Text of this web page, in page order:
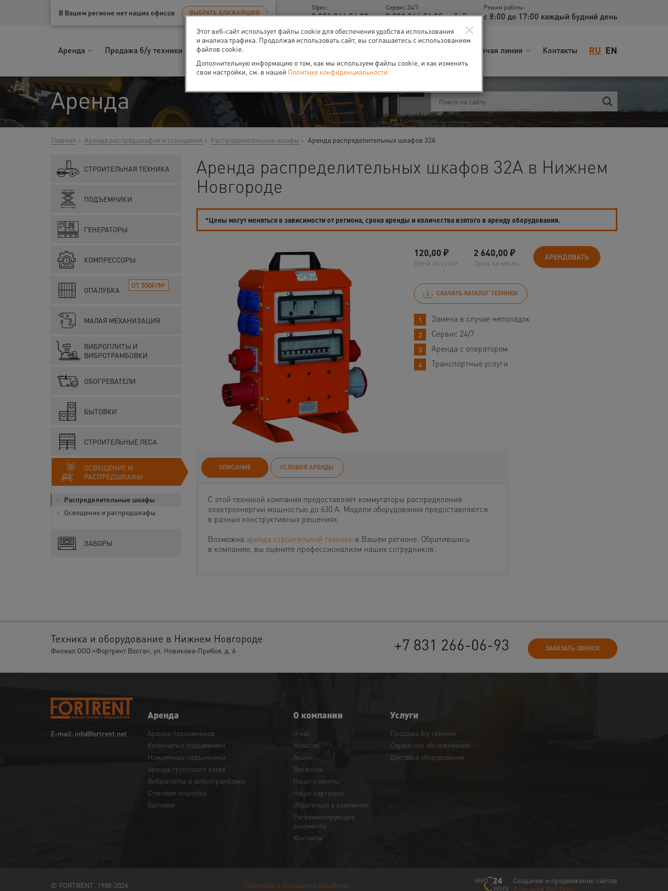
Ваш город:Нижний Новгород
В Вашем регионе нет наших офисов ВЫБРАТЬ БЛИЖАЙШИЙ
Офис:
8 831 266 06 93
Сервис 24/7:
8 831 266 06 93 доб. 2
Режим работы:
с 8:00 до 17:00 каждый будний день
RU EN
Аренда Продажа б/у техники Запчасти Горячая линия Контакты
Аренда
Главная Аренда распредшкафов и освещения Распределительные шкафы Аренда распределительных шкафов 32А
СТРОИТЕЛЬНАЯ ТЕХНИКА
ПОДЪЕМНИКИ
ГЕНЕРАТОРЫ
КОМПРЕССОРЫ
ОПАЛУБКА
ОТ 550₽/М²
МАЛАЯ МЕХАНИЗАЦИЯ
ВИБРОПЛИТЫ И
ВИБРОТРАМБОВКИ
ОБОГРЕВАТЕЛИ
БЫТОВКИ
СТРОИТЕЛЬНЫЕ ЛЕСА
ОСВЕЩЕНИЕ И
РАСПРЕДШКАФЫ
Распределительные шкафы
Освещение и распредшкафы
ЗАБОРЫ
Аренда распределительных шкафов 32А в Нижнем
Новгороде
*Цены могут меняться в зависимости от региона, срока аренды и количества взятого в аренду оборудования.
120,00 ₽
Цена за сутки
2 640,00 ₽
Цена за месяц
АРЕНДОВАТЬ
СКАЧАТЬ КАТАЛОГ ТЕХНИКИ
Замена в случае неполадок
Сервис 24/7
Аренда с оператором
Транспортные услуги
ОПИСАНИЕ УСЛОВИЯ АРЕНДЫ
С этой техникой компания предоставляет коммутаторы распределения
электроэнергии мощностью до 630 А. Модели оборудования предоставляются
в разных конструктивных решениях.
Возможна аренда строительной техники в Вашем регионе. Обратившись
в компанию, вы оцените профессионализм наших сотрудников.
Техника и оборудование в Нижнем Новгороде
Филиал ООО «Фортрент Волга», ул. Новикова-Прибоя, д. 6 +7 831 266-06-93 ЗАКАЗАТЬ ЗВОНОК
E-mail: info@fortrent.net
Аренда
Аренда подъемников
Коленчатые подъемники
Ножничные подъемники
Аренда грунтового катка
Виброплиты и вибротрамбовки
Cтеновая опалубка
Бытовки
О компании
О нас
Новости
Акции
Вакансии
Наши клиенты
Наши партнёры
Обратиться в компанию
Регламентирующие
документы
Контакты
Услуги
Продажа б/у техники
Сервисное обслуживание
Доставка оборудования
© FORTRENT, 1988-2026
Политика в отношении обработки
Создание и продвижение сайтов
Компания Веб Ворк
×
Этот веб-сайт использует файлы cookie для обеспечения удобства использования
и анализа трафика. Продолжая использовать сайт, вы соглашаетесь с использованием
файлов cookie.
Дополнительную информацию о том, как мы используем файлы cookie, и как изменить
свои настройки, см. в нашей Политике конфиденциальности